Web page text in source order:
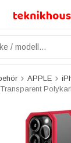
APPLE